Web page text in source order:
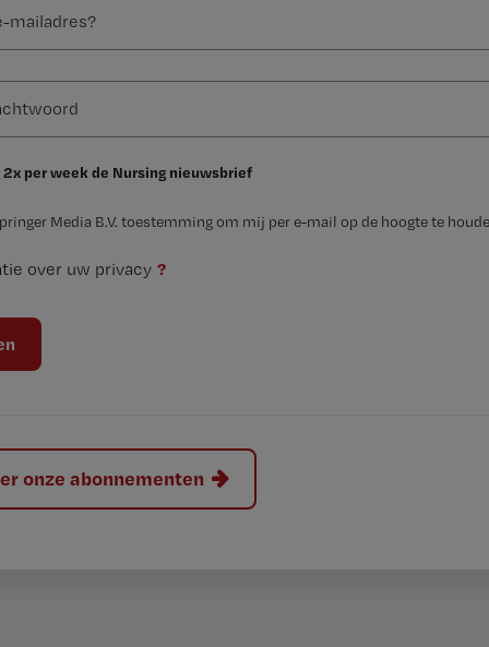
2x per week de Nursing nieuwsbrief
Media B.V. toestemming om mij per e-mail op de hoogte te
over uw privacy ?
onze abonnementen